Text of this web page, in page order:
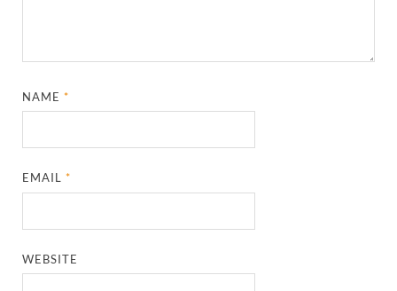
NAME*
EMAIL*
WEBSITE